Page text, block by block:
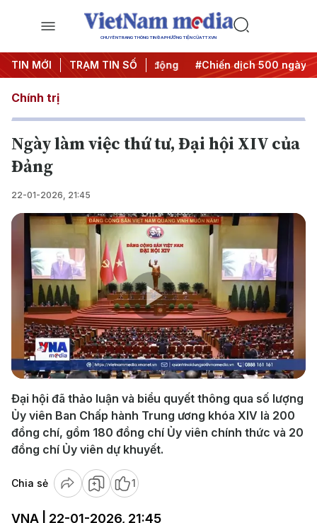
CHUYÊN TRANG THÔNG TIN ĐA PHƯƠNG TIỆN CỦA TTXVN
TIN MỚI TRẠM TIN SỐ
Nghị quyết thành hành động #Chiến dịch 500 ngày đêm
Chính trị
Ngày làm việc thứ tư, Đại hội XIV của
Đảng
22-01-2026, 21:45
Play
Video
Đại hội đã thảo luận và biểu quyết thông qua số lượng
Ủy viên Ban Chấp hành Trung ương khóa XIV là 200
đồng chí, gồm 180 đồng chí Ủy viên chính thức và 20
đồng chí Ủy viên dự khuyết.
Chia sẻ 1
VNA | 22-01-2026, 21:45